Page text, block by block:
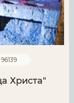
96139
Христа"